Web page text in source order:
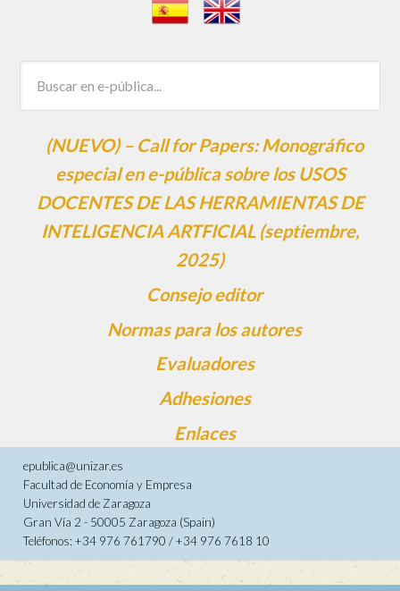
(NUEVO) – Call for Papers: Monográfico
especial en e-pública sobre los USOS
DOCENTES DE LAS HERRAMIENTAS DE
INTELIGENCIA ARTFICIAL (septiembre,
2025)
Consejo editor
Normas para los autores
Evaluadores
Adhesiones
Enlaces
epublica@unizar.es
Facultad de Economía y Empresa
Universidad de Zaragoza
Gran Vía 2 - 50005 Zaragoza (Spain)
Teléfonos: +34 976 761790 / +34 976 7618 10